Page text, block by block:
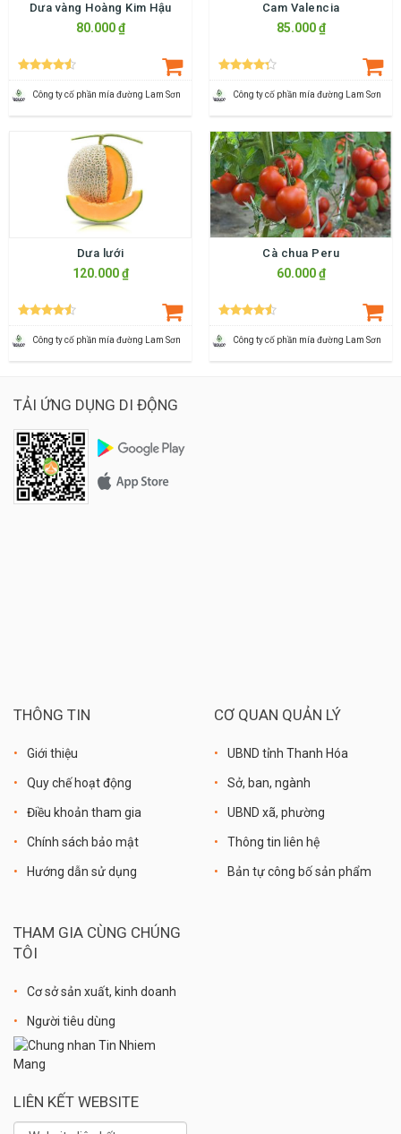
Dưa vàng Hoàng Kim Hậu
80.000 ₫
Công ty cố phần mía đường Lam Sơn
Cam Valencia
85.000 ₫
Công ty cố phần mía đường Lam Sơn
Dưa lưới
120.000 ₫
Công ty cố phần mía đường Lam Sơn
Cà chua Peru
60.000 ₫
Công ty cố phần mía đường Lam Sơn
TẢI ỨNG DỤNG DI ĐỘNG
THÔNG TIN
Giới thiệu
Quy chế hoạt động
Điều khoản tham gia
Chính sách bảo mật
Hướng dẫn sử dụng
CƠ QUAN QUẢN LÝ
UBND tỉnh Thanh Hóa
Sở, ban, ngành
UBND xã, phường
Thông tin liên hệ
Bản tự công bố sản phẩm
THAM GIA CÙNG CHÚNG
TÔI
Cơ sở sản xuất, kinh doanh
Người tiêu dùng
LIÊN KẾT WEBSITE